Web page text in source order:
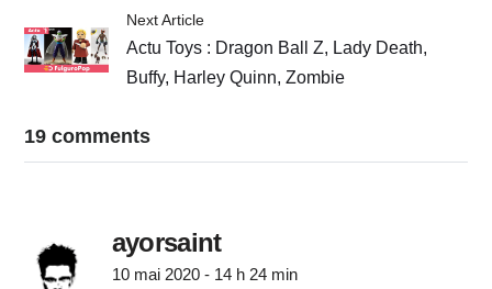
Next Article
Actu Toys : Dragon Ball Z, Lady Death,
Buffy, Harley Quinn, Zombie
19 comments
ayorsaint
10 mai 2020 - 14 h 24 min